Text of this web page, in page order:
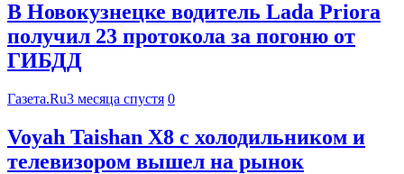
В Новокузнецке водитель Lada Priora
получил 23 протокола за погоню от
ГИБДД
Газета.Ru3 месяца спустя 0
Voyah Taishan X8 с холодильником и
телевизором вышел на рынок